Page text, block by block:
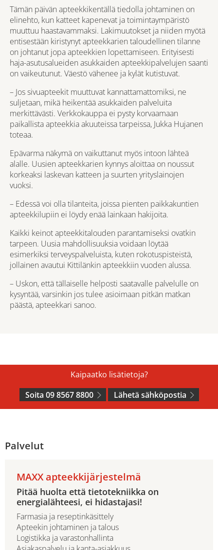
Tämän päivän apteekkikentällä tiedolla johtaminen on
elinehto, kun katteet kapenevat ja toimintaympäristö
muuttuu haastavammaksi. Lakimuutokset ja niiden myötä
entisestään kiristynyt apteekkarien taloudellinen tilanne
on johtanut jopa apteekkien lopettamiseen. Erityisesti
haja-asutusalueiden asukkaiden apteekkipalvelujen saanti
on vaikeutunut. Väestö vähenee ja kylät kutistuvat.
– Jos sivuapteekit muuttuvat kannattamattomiksi, ne
suljetaan, mikä heikentää asukkaiden palveluita
merkittävästi. Verkkokauppa ei pysty korvaamaan
paikallista apteekkia akuuteissa tarpeissa, Jukka Hujanen
toteaa.
Epävarma näkymä on vaikuttanut myös intoon lähteä
alalle. Uusien apteekkarien kynnys aloittaa on noussut
korkeaksi laskevan katteen ja suurten yrityslainojen
vuoksi.
– Edessä voi olla tilanteita, joissa pienten paikkakuntien
apteekkilupiin ei löydy enää lainkaan hakijoita.
Kaikki keinot apteekkitalouden parantamiseksi ovatkin
tarpeen. Uusia mahdollisuuksia voidaan löytää
esimerkiksi terveyspalveluista, kuten rokotuspisteistä,
jollainen avautui Kittilänkin apteekkiin vuoden alussa.
– Uskon, että tällaiselle helposti saatavalle palvelulle on
kysyntää, varsinkin jos tulee asioimaan pitkän matkan
päästä, apteekkari sanoo.
Kaipaatko lisätietoja?
Soita 09 8567 8800
Lähetä sähköpostia
Palvelut
MAXX apteekkijärjestelmä
Pitää huolta että tietotekniikka on
energialähteesi, ei hidastajasi!
Farmasia ja reseptinkäsittely
Apteekin johtaminen ja talous
Logistikka ja varastonhallinta